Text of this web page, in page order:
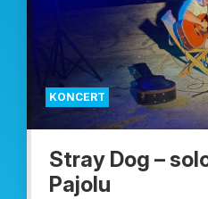
KONCERT
Stray Dog –
Pajolu